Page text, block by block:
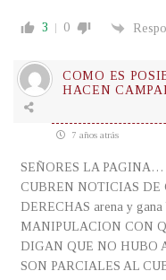
3 0
COMO ES
HACEN
7 años atrás
SEÑORES LA PAGINA…
CUBREN NOTICIAS DE
DERECHAS arena y
MANIPULACION CON
DIGAN QUE NO HUBO
SON PARCIALES AL